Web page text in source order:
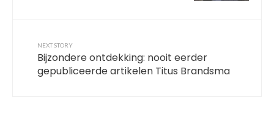
NEXT STORY
Bijzondere ontdekking: nooit eerder
gepubliceerde artikelen Titus Brandsma